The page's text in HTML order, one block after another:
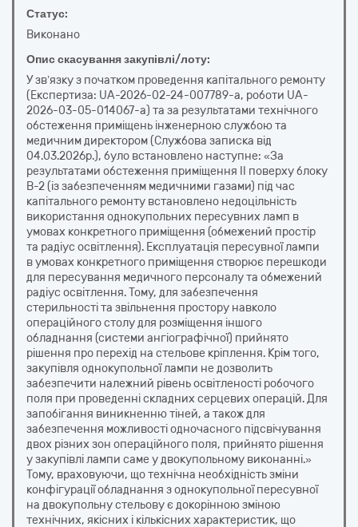
Статус:
Виконано
Опис скасування закупівлі/лоту:
У зв’язку з початком проведення капітального ремонту
(Експертиза: UA-2026-02-24-007789-a, роботи UA-
2026-03-05-014067-a) та за результатами технічного
обстеження приміщень інженерною службою та
медичним директором (Службова записка від
04.03.2026р.), було встановлено наступне: «За
результатами обстеження приміщення II поверху блоку
В-2 (із забезпеченням медичними газами) під час
капітального ремонту встановлено недоцільність
використання однокупольних пересувних ламп в
умовах конкретного приміщення (обмежений простір
та радіус освітлення). Експлуатація пересувної лампи
в умовах конкретного приміщення створює перешкоди
для пересування медичного персоналу та обмежений
радіус освітлення. Тому, для забезпечення
стерильності та звільнення простору навколо
операційного столу для розміщення іншого
обладнання (системи ангіографічної) прийнято
рішення про перехід на стельове кріплення. Крім того,
закупівля однокупольної лампи не дозволить
забезпечити належний рівень освітленості робочого
поля при проведенні складних серцевих операцій. Для
запобігання виникненню тіней, а також для
забезпечення можливості одночасного підсвічування
двох різних зон операційного поля, прийнято рішення
у закупівлі лампи саме у двокупольному виконанні.»
Тому, враховуючи, що технічна необхідність зміни
конфігурації обладнання з однокупольної пересувної
на двокупольну стельову є докорінною зміною
технічних, якісних і кількісних характеристик, що